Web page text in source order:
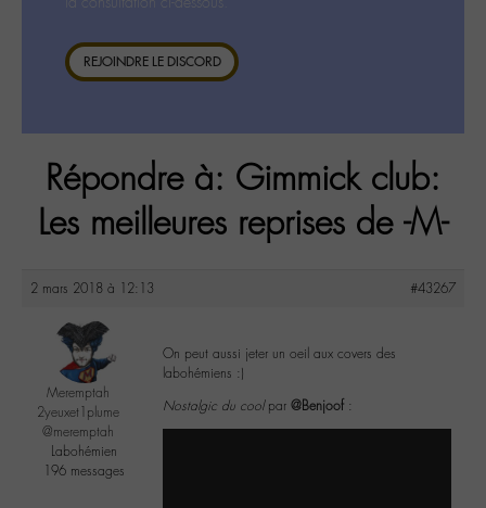
REJOINDRE LE DISCORD
Répondre à: Gimmick club:
Les meilleures reprises de -M-
2 mars 2018 à 12:13 #43267
Meremptah
2yeuxet1plume
@meremptah
Labohémien
196 messages
On peut aussi jeter un oeil aux covers des
labohémiens :)
Nostalgic du coolpar @Benjoof :